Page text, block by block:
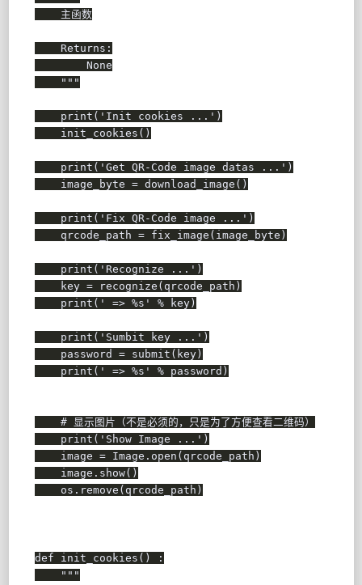
    主函数
    Returns:
        None
    """
print ( 'Init cookies ...' )
    init_cookies
( )
print ( 'Get QR-Code image datas ...' )
    image_byte
= download_image ( )
print ( 'Fix QR-Code image ...' )
    qrcode_path
= fix_image ( image_byte )
print ( 'Recognize ...' )
    key
= recognize ( qrcode_path )
print ( ' => %s' % key)
print ( 'Sumbit key ...' )
    password
= submit ( key)
print ( ' => %s' % password )
# 显示图片（不是必须的，只是为了方便查看二维码）
print ( 'Show Image ...' )
    image
= Image . open ( qrcode_path )
    image
. show( )
    os
. remove ( qrcode_path )
def init_cookies ( )
:
"""